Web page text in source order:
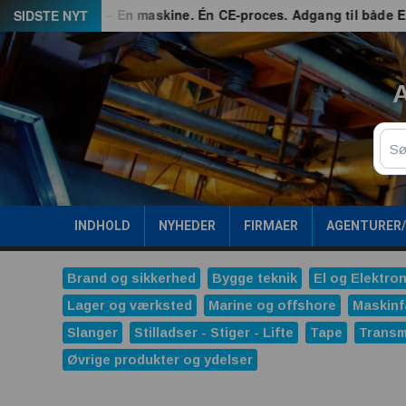
Spring
til
indhold
SIDSTE NYT
G3 – En maskine. Én CE-proces. Adgang til både EU og
Søg
INDHOLD NYHEDER FIRMAER
Brand og sikkerhed Bygge teknik El og
Lager og værksted
Marine og offshore
Slanger
Stilladser - Stiger - Lifte Tape
Øvrige produkter og ydelser